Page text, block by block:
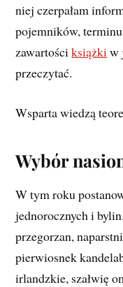
niej czerpałam
pojemników, terminu
zawartościksiążkiw
przeczytać.
Wsparta wiedzą
Wybór
W tym roku
jednorocznych i
przegorzan,
pierwiosnek
irlandzkie, szałwię